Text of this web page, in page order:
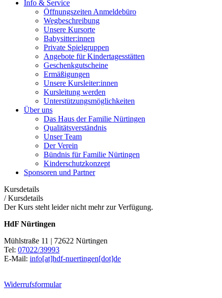
Info & Service
Öffnungszeiten Anmeldebüro
Wegbeschreibung
Unsere Kursorte
Babysitter:innen
Private Spielgruppen
Angebote für Kindertagesstätten
Geschenkgutscheine
Ermäßigungen
Unsere Kursleiter:innen
Kursleitung werden
Unterstützungsmöglichkeiten
Über uns
Das Haus der Familie Nürtingen
Qualitätsverständnis
Unser Team
Der Verein
Bündnis für Familie Nürtingen
Kinderschutzkonzept
Sponsoren und Partner
Kursdetails
/Kursdetails
Der Kurs steht leider nicht mehr zur Verfügung.
HdF Nürtingen
Mühlstraße 11 | 72622 Nürtingen
Tel: 07022/39993
E-Mail: info[at]hdf-nuertingen[dot]de
Widerrufsformular